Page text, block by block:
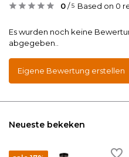
0/5 Based on 0
Es wurden noch keine
abgegeben..
Eigene Bewertung erstellen
Neueste bekeken